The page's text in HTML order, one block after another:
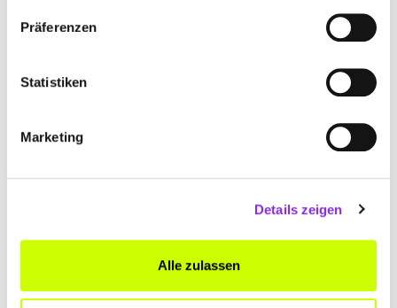
Präferenzen
Statistiken
Marketing
Details zeigen
Alle zulassen
| 61194 Niddatal DE
+496034908690